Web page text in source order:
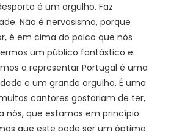
é um orgulho. Faz
Não é nervosismo, porque
é em cima do palco que nós
um público fantástico e
a representar Portugal é uma
e um grande orgulho. É uma
cantores gostariam de ter,
nós, que estamos em princípio
que este pode ser um óptimo